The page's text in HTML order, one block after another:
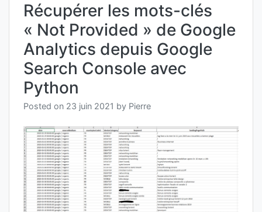
Récupérer les mots-clés
« Not Provided » de Google
Analytics depuis Google
Search Console avec
Python
Posted on 23 juin 2021 by Pierre